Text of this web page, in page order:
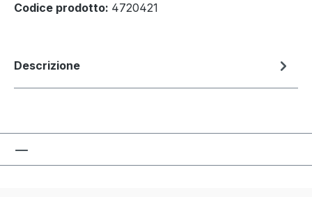
Codice prodotto: 4720421
Descrizione